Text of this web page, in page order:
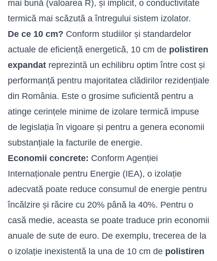
mai bună (valoarea R), și implicit, o conductivitate
termică mai scăzută a întregului sistem izolator.
De ce 10 cm? Conform studiilor și standardelor
actuale de eficiență energetică, 10 cm de polistiren
expandat reprezintă un echilibru optim între cost și
performanță pentru majoritatea clădirilor rezidențiale
din România. Este o grosime suficientă pentru a
atinge cerințele minime de izolare termică impuse
de legislația în vigoare și pentru a genera economii
substanțiale la facturile de energie.
Economii concrete: Conform Agenției
Internaționale pentru Energie (IEA), o izolație
adecvată poate reduce consumul de energie pentru
încălzire și răcire cu 20% până la 40%. Pentru o
casă medie, aceasta se poate traduce prin economii
anuale de sute de euro. De exemplu, trecerea de la
o izolație inexistentă la una de 10 cm de polistiren